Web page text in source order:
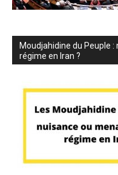
Moudjahidine du Peuple
régime en Iran ?